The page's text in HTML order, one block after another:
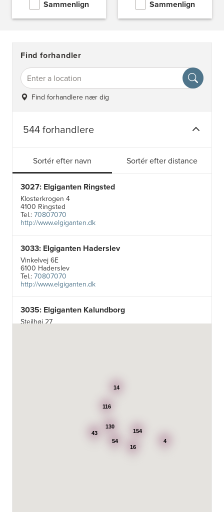
Sammenlign Sammenlign
Find forhandler
Find forhandlere nær dig
544 forhandlere
Sortér efter navn Sortér efter distance
3027: Elgiganten Ringsted
Klosterkrogen 4
4100 Ringsted
Tel.:70807070
http://www.elgiganten.dk
3033: Elgiganten Haderslev
Vinkelvej 6E
6100 Haderslev
Tel.:70807070
http://www.elgiganten.dk
3035: Elgiganten Kalundborg
Stejlhøj 27
154
130
116
16
43
54
4
14